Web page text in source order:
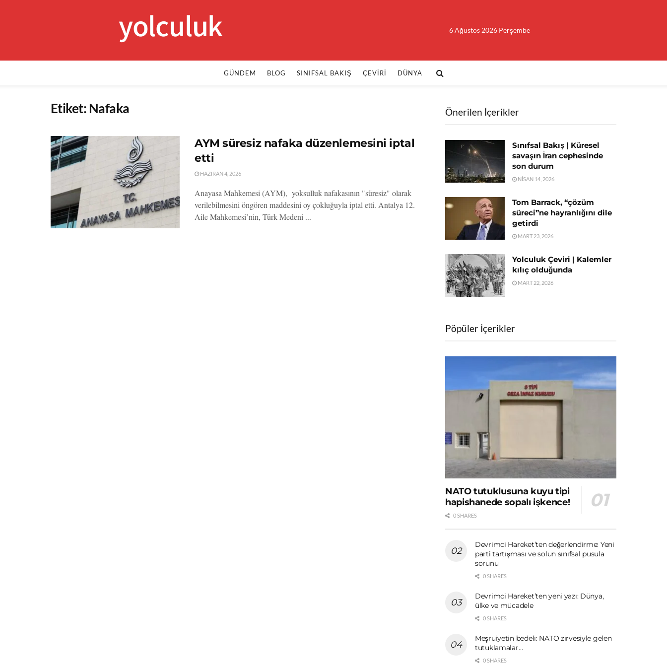
yolculuk 6 Ağustos 2026 Perşembe
GÜNDEM BLOG SINIFSAL BAKIŞ ÇEVIRI DÜNYA
Etiket:Nafaka
AYM süresiz nafaka düzenlemesini iptal
etti
HAZIRAN 4, 2026
Anayasa Mahkemesi (AYM), yoksulluk nafakasının "süresiz" olarak
verilebilmesini öngören maddesini oy çokluğuyla iptal etti. Antalya 12.
Aile Mahkemesi’nin, Türk Medeni ...
Önerilen İçerikler
Sınıfsal Bakış | Küresel
savaşın İran cephesinde
son durum
NISAN 14, 2026
Tom Barrack, “çözüm
süreci”ne hayranlığını dile
getirdi
MART 23, 2026
Yolculuk Çeviri | Kalemler
kılıç olduğunda
MART 22, 2026
Pöpüler İçerikler
NATO tutuklusuna kuyu tipi
hapishanede sopalı işkence!
0 SHARES
Devrimci Hareket’ten değerlendirme: Yeni
parti tartışması ve solun sınıfsal pusula
sorunu
0 SHARES
Devrimci Hareket’ten yeni yazı: Dünya,
ülke ve mücadele
0 SHARES
Meşruiyetin bedeli: NATO zirvesiyle gelen
tutuklamalar…
0 SHARES